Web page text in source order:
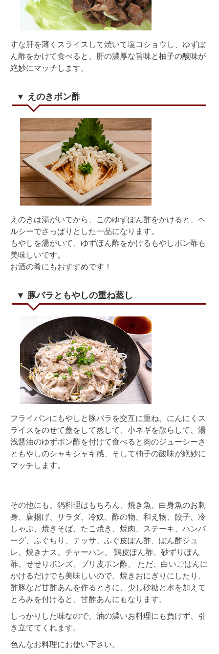
すな肝を薄くスライスして焼いて塩コショウし、ゆずぽ
ん酢をかけて食べると、肝の濃厚な旨味と柚子の酸味が
絶妙にマッチします。
▼ えのきポン酢
えのきは湯がいてから、このゆずぽん酢をかけると、ヘ
ルシーでさっぱりとした一品になります。
もやしを湯がいて、ゆずぽん酢をかけるもやしポン酢も
美味しいです。
お酒の肴にもおすすめです！
▼ 豚バラともやしの重ね蒸し
フライパンにもやしと豚バラを交互に重ね、にんにくス
ライスをのせて蓋をして蒸して、小ネギを散らして、湯
浅醤油のゆずポン酢を付けて食べると肉のジューシーさ
ともやしのシャキシャキ感、そして柚子の酸味が絶妙に
マッチします。
その他にも、鍋料理はもちろん、焼き魚、白身魚のお刺
身、唐揚げ、サラダ、冷奴、酢の物、和え物、餃子、冷
しゃぶ、焼きそば、たこ焼き、焼肉、ステーキ、ハンバ
ーグ、ふぐちり、テッサ、ふぐ皮ぽん酢、ぽん酢ジュ
レ、焼きナス、チャーハン、 鶏皮ぽん酢、砂ずりぽん
酢、せせりボンズ、ブリ皮ポン酢、 ただ、白いごはんに
かけるだけでも美味しいので、焼きおにぎりにしたり、
酢豚など甘酢あんを作るときに、少し砂糖と水を加えて
とろみを付けると、甘酢あんにもなります。
しっかりした味なので、油の濃いお料理にも負けず、引
き立ててくれます。
色んなお料理にお使い下さい。